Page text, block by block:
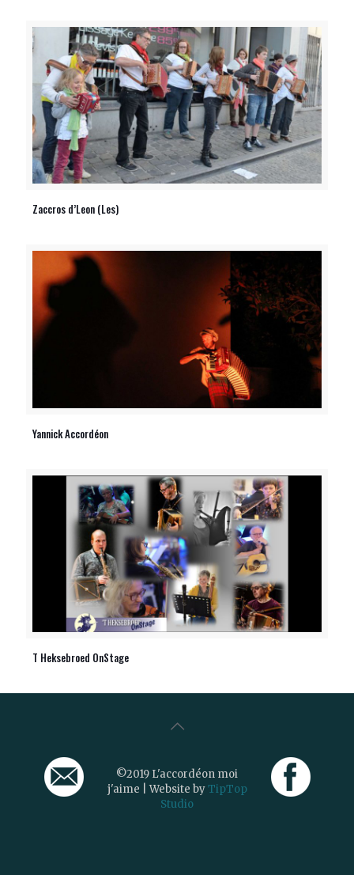
Zaccros d’Leon (Les)
Yannick Accordéon
T Heksebroed OnStage
©2019 L'accordéon moi
j'aime | Website byTipTop
Studio